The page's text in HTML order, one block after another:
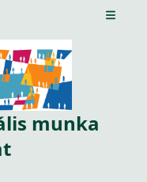
Open
munka